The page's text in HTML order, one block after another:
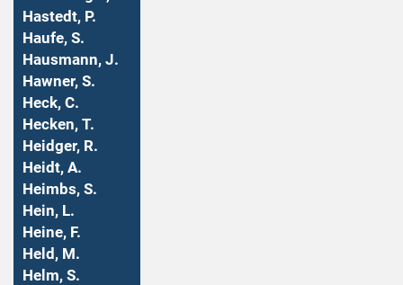
Hastedt, P.
Haufe, S.
Hausmann, J.
Hawner, S.
Heck, C.
Hecken, T.
Heidger, R.
Heidt, A.
Heimbs, S.
Hein, L.
Heine, F.
Held, M.
Helm, S.